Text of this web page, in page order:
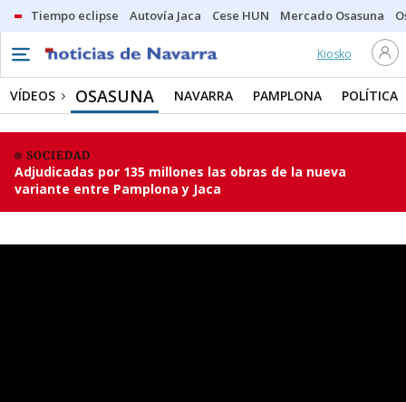
Tiempo eclipse Autovía Jaca Cese HUN Mercado Osasuna
Kiosko
VÍDEOS OSASUNA NAVARRA PAMPLONA POLÍTICA
SOCIEDAD
Adjudicadas por 135 millones las obras de la nueva
variante entre Pamplona y Jaca